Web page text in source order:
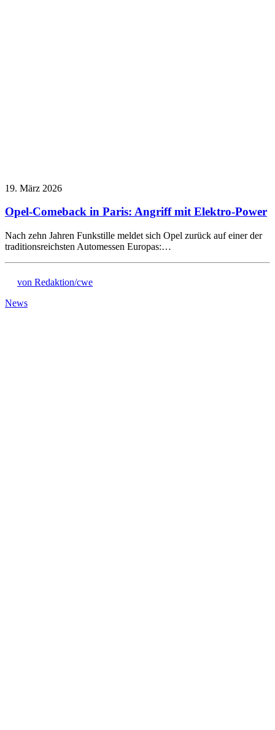
19. März 2026
Opel-Comeback in Paris: Angriff mit Elektro-Power
Nach zehn Jahren Funkstille meldet sich Opel zurück auf einer der
traditionsreichsten Automessen Europas:…
von Redaktion/cwe
News